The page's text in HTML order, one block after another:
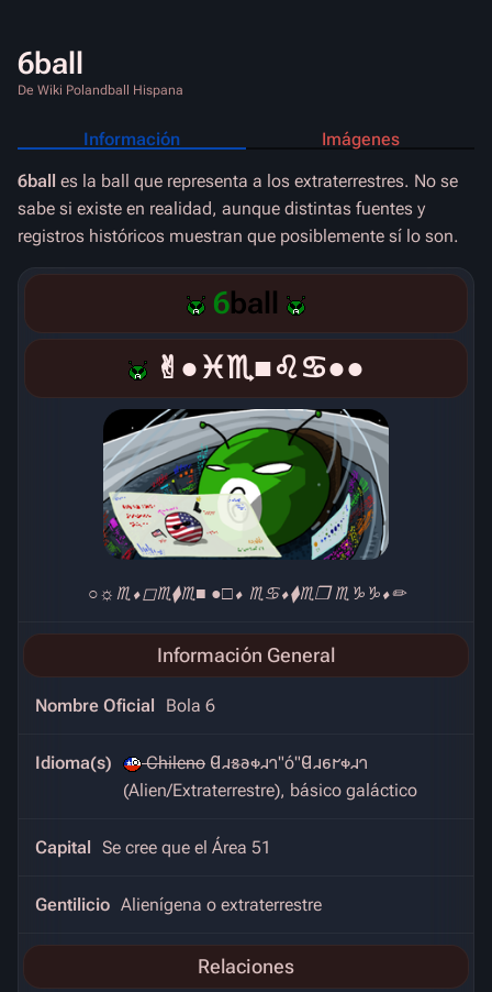
6ball
De Wiki Polandball Hispana
Información
Imágenes
6ball es la ball que representa a los extraterrestres. No se
sabe si existe en realidad, aunque distintas fuentes y
registros históricos muestran que posiblemente sí lo son.
6ball
✌︎●︎♓︎♏︎■︎♌︎♋︎●︎●︎
○︎☼︎♏︎⬧︎◻︎♏︎⧫︎♏︎■︎ ●︎□︎⬧︎ ♏︎♋︎⬧︎⧫︎♏︎❒︎ ♏︎♑︎♑︎⬧︎✏︎
Información General
Nombre Oficial Bola 6
Idioma(s) Chileno 𐐔𐐯𐑅𐐨𐑉𐐯𐐻"ó"𐐔𐐯𐑆𐐲𐑉𐐯𐐻
(Alien/Extraterrestre), básico galáctico
Capital Se cree que el Área 51
Gentilicio Alienígena o extraterrestre
Relaciones